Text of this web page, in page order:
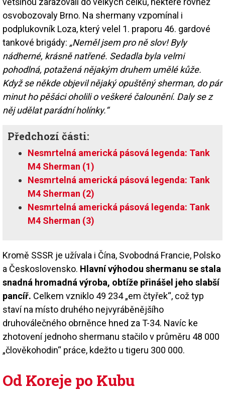
osvobozovaly Brno. Na shermany vzpomínal i
podplukovník Loza, který velel 1. praporu 46. gardové
tankové brigády: „Neměl jsem pro ně slov! Byly
nádherné, krásně natřené. Sedadla byla velmi
pohodlná, potažená nějakým druhem umělé kůže.
Když se někde objevil nějaký opuštěný sherman, do pár
minut ho pěšáci oholili o veškeré čalounění. Daly se z
něj udělat parádní holínky.“
Předchozí části:
Nesmrtelná americká pásová legenda: Tank
M4 Sherman (1)
Nesmrtelná americká pásová legenda: Tank
M4 Sherman (2)
Nesmrtelná americká pásová legenda: Tank
M4 Sherman (3)
Kromě SSSR je užívala i Čína, Svobodná Francie, Polsko
a Československo. Hlavní výhodou shermanu se stala
snadná hromadná výroba, obtíže přinášel jeho slabší
pancíř. Celkem vzniklo 49 234 „em čtyřek“, což typ
staví na místo druhého nejvyráběnějšího
druhoválečného obrněnce hned za T-34. Navíc ke
zhotovení jednoho shermanu stačilo v průměru 48 000
„člověkohodin“ práce, kdežto u tigeru 300 000.
Od Koreje po Kubu